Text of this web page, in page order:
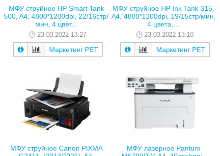
МФУ струйное HP Smart Tank
500, A4, 4800*1200dpi, 22/16стр/
мин, 4 цвет...
23.03.2022 13:27
Маркетинг РЕТ
МФУ струйное HP Ink Tank 315,
A4, 4800*1200dpi, 19/15стр/мин,
4 цвета,...
23.03.2022 13:10
Маркетинг РЕТ
МФУ струйное Canon PIXMA
МФУ лазерное Pantum